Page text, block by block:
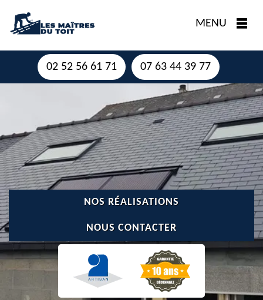
MENU
02 52 56 61 71 07 63 44 39 77
NOS RÉALISATIONS
NOUS CONTACTER